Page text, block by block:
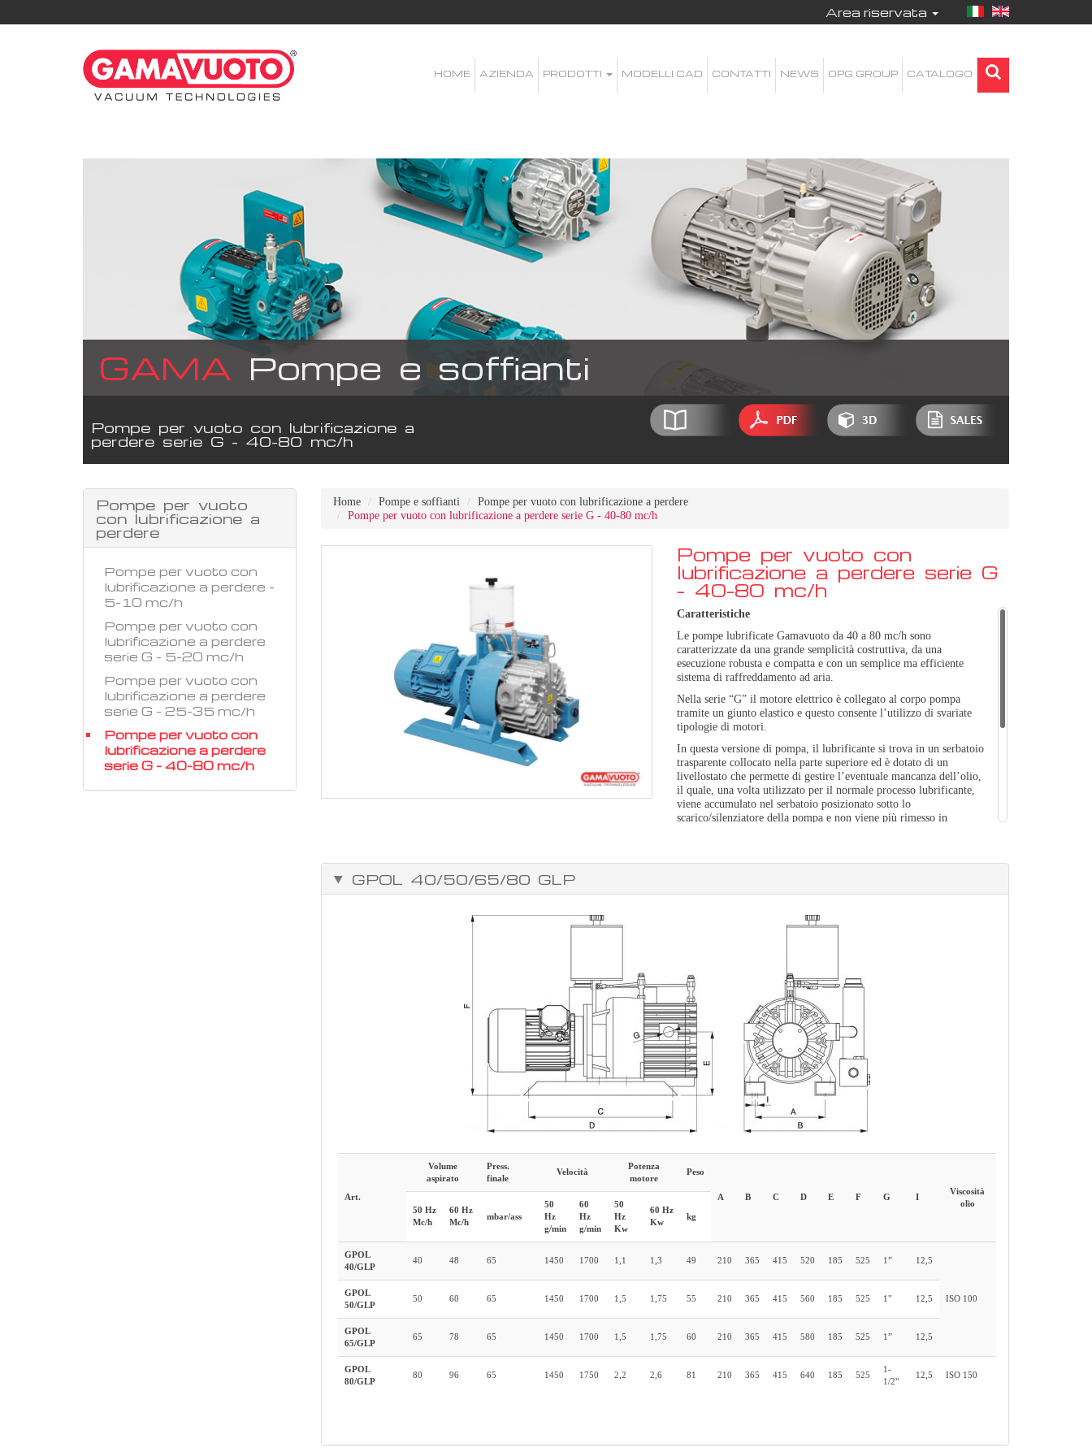
Area riservata
HOME AZIENDA PRODOTTI MODELLI CAD CONTATTI NEWS OPG GROUP CATALOGO
GAMA Pompe e soffianti
Pompe per vuoto con lubrificazione a
perdere serie G - 40-80 mc/h
Home Pompe e soffianti
Pompe per vuoto con lubrificazione a perdere
Pompe per vuoto con lubrificazione a perdere serie G - 40-80 mc/h
Pompe per vuoto con
lubrificazione a perdere serie G
- 40-80 mc/h
Caratteristiche
Le pompe lubrificate Gamavuoto da 40 a 80 mc/h sono
caratterizzate da una grande semplicità costruttiva, da una
esecuzione robusta e compatta e con un semplice ma efficiente
sistema di raffreddamento ad aria.
Nella serie “G” il motore elettrico è collegato al corpo pompa
tramite un giunto elastico e questo consente l’utilizzo di svariate
tipologie di motori.
In questa versione di pompa, il lubrificante si trova in un serbatoio
trasparente collocato nella parte superiore ed è dotato di un
livellostato che permette di gestire l’eventuale mancanza dell’olio,
il quale, una volta utilizzato per il normale processo lubrificante,
viene accumulato nel serbatoio posizionato sotto lo
scarico/silenziatore della pompa e non viene più rimesso in
collegamento elettrico al motore e verificare il corretto senso di
GPOL 40/50/65/80 GLP
Art.
Volume
aspirato
Press.
finale
Velocità
Potenza
motore
Peso
A B C D E F G I
Viscosità
olio
50 Hz
Mc/h
60 Hz
Mc/h
mbar/ass
50
Hz
g/min
60
Hz
g/min
50
Hz
Kw
60 Hz
Kw
kg
GPOL
40/GLP
40 48 65 1450 1700 1,1 1,3 49 210 365 415 520 185 525 1” 12,5
ISO 100
GPOL
50/GLP
50 60 65 1450 1700 1,5 1,75 55 210 365 415 560 185 525 1" 12,5
GPOL
65/GLP
65 78 65 1450 1700 1,5 1,75 60 210 365 415 580 185 525 1” 12,5
GPOL
80/GLP
80 96 65 1450 1750 2,2 2,6 81 210 365 415 640 185 525
1-
1/2"
12,5 ISO 150
Pompe per vuoto
con lubrificazione a
perdere
Pompe per vuoto con
lubrificazione a perdere -
5-10 mc/h
Pompe per vuoto con
lubrificazione a perdere
serie G - 5-20 mc/h
Pompe per vuoto con
lubrificazione a perdere
serie G - 25-35 mc/h
Pompe per vuoto con
lubrificazione a perdere
serie G - 40-80 mc/h